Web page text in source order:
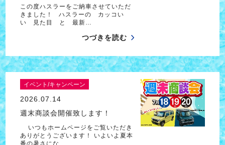
この度ハスラーをご納車させていただ
きました！ ハスラーの カッコい
い 見た目 と 最新…
つづきを読む
イベント/キャンペーン
2026.07.14
週末商談会開催致します！
いつもホームページをご覧いただき
ありがとうございます！ いよいよ夏本